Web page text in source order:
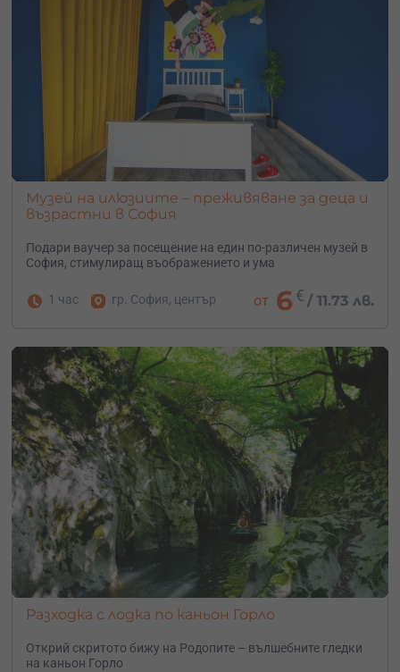
Музей на илюзиите – преживяване за деца и
възрастни в София
Подари ваучер за посещение на един по-различен музей в
София, стимулиращ въображението и ума
1 час гр. София, център от 6€ /11.73 лв.
Разходка с лодка по каньон Горло
Открий скритото бижу на Родопите – вълшебните гледки
на каньон Горло